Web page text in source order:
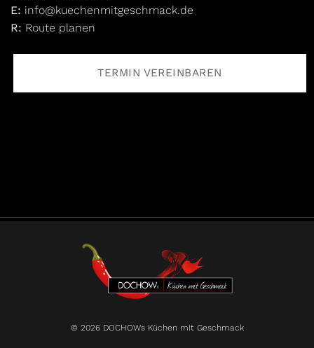
E: info@kuechenmitgeschmack.de
R: Route planen
TERMIN VEREINBAREN
© 2026 DOCHOWs Küchen mit Geschmack